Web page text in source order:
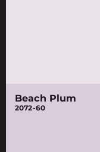
Beach Plum
2072-60